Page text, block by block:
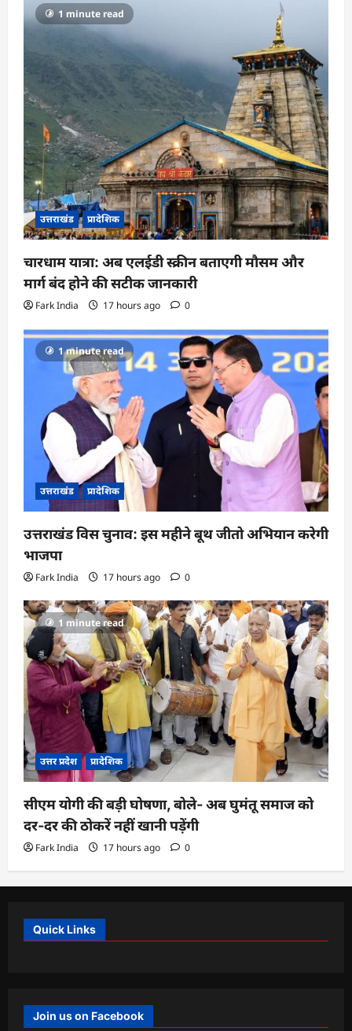
1 minute read
उत्तराखंड प्रादेशिक
चारधाम यात्रा: अब एलईडी स्क्रीन बताएगी मौसम और
मार्ग बंद होने की सटीक जानकारी
Fark India 17 hours ago 0
1 minute read
उत्तराखंड प्रादेशिक
उत्तराखंड विस चुनाव: इस महीने बूथ जीतो अभियान करेगी
भाजपा
Fark India 17 hours ago 0
1 minute read
उत्तर प्रदेश प्रादेशिक
सीएम योगी की बड़ी घोषणा, बोले- अब घुमंतू समाज को
दर-दर की ठोकरें नहीं खानी पड़ेंगी
Fark India 17 hours ago 0
Quick Links
Join us on Facebook